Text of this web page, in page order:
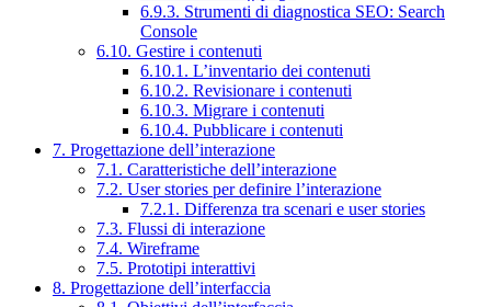
6.9.3. Strumenti di diagnostica SEO: Search
Console
6.10. Gestire i contenuti
6.10.1. L’inventario dei contenuti
6.10.2. Revisionare i contenuti
6.10.3. Migrare i contenuti
6.10.4. Pubblicare i contenuti
7. Progettazione dell’interazione
7.1. Caratteristiche dell’interazione
7.2. User stories per definire l’interazione
7.2.1. Differenza tra scenari e user stories
7.3. Flussi di interazione
7.4. Wireframe
7.5. Prototipi interattivi
8. Progettazione dell’interfaccia